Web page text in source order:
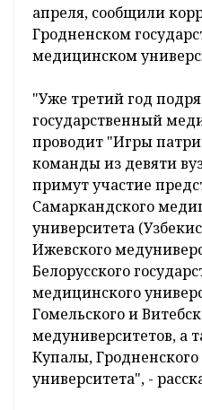
апреля, сообщили
Гродненском
медицинском
"Уже третий год
государственный
проводит "Игры
команды из девяти
примут участие
Самаркандского
университета
Ижевского
Белорусского
медицинского
Гомельского и
медуниверситетов, а
Купалы, Гродненского
университета", -